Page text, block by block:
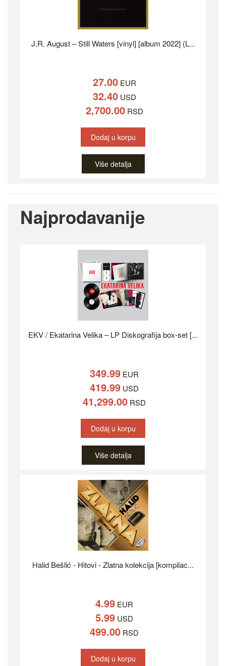
J.R. August – Still Waters [vinyl] [album 2022] (L...
27.00EUR
32.40USD
2,700.00RSD
Dodaj u korpu
Više detalja
Najprodavanije
EKV / Ekatarina Velika – LP Diskografija box-set [...
349.99 EUR
419.99 USD
41,299.00 RSD
Dodaj u korpu
Više detalja
Halid Bešlić - Hitovi - Zlatna kolekcija [kompilac...
4.99 EUR
5.99 USD
499.00 RSD
Dodaj u korpu